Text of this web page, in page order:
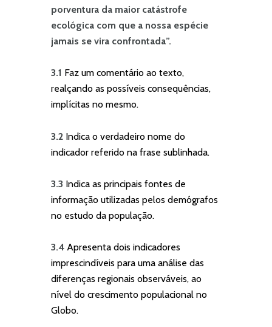
porventura da maior catástrofe
ecológica com que a nossa espécie
jamais se vira confrontada”.
3.1 Faz um comentário ao texto,
realçando as possíveis consequências,
implícitas no mesmo.
3.2 Indica o verdadeiro nome do
indicador referido na frase sublinhada.
3.3 Indica as principais fontes de
informação utilizadas pelos demógrafos
no estudo da população.
3.4 Apresenta dois indicadores
imprescindíveis para uma análise das
diferenças regionais observáveis, ao
nível do crescimento populacional no
Globo.